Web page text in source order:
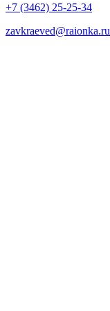
+7 (3462) 25-25-34
zavkraeved@raionka.ru